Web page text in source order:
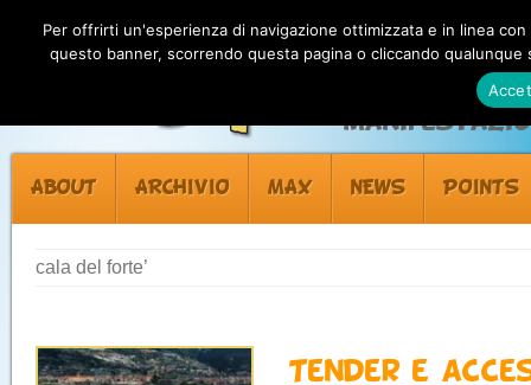
ABOUT ARCHIVIO MAX NEWS POINTS
cala del forte’
Tender e
Per offrirti un'esperienza di navigazione ottimizzata e in linea
questo banner, scorrendo questa pagina o cliccando